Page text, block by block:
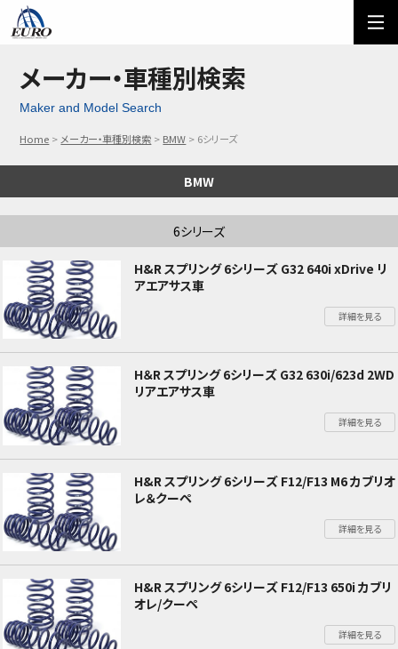
ご利用方法 オーダーフォーム
メール問い合わせ
メーカー・車種別検索
Maker and Model Search
Home メーカー・車種別検索 BMW 6シリーズ
BMW
6シリーズ
H&R スプリング 6シリーズ G32 640i xDrive リ
アエアサス車
詳細を見る
H＆R スプリング 6シリーズ G32 630i/623d 2WD
リアエアサス車
詳細を見る
H&R スプリング 6シリーズ F12/F13 M6 カブリオ
レ＆クーペ
詳細を見る
H&R スプリング 6シリーズ F12/F13 650i カブリ
オレ/クーペ
詳細を見る